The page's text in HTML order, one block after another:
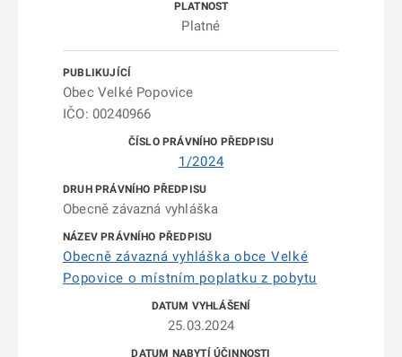
Platné
Obec Velké Popovice
IČO: 00240966
1/2024
Obecně závazná vyhláška
Obecně závazná vyhláška obce Velké
Popovice o místním poplatku z pobytu
25.03.2024